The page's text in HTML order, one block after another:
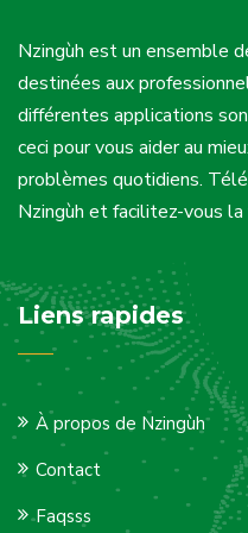
Nzingùh est un ensemble
destinées aux
différentes applications
ceci pour vous aider au
problèmes quotidiens.
Nzingùh et facilitez-vous la
Liens rapides
À propos de Nzingùh
Contact
Faqsss